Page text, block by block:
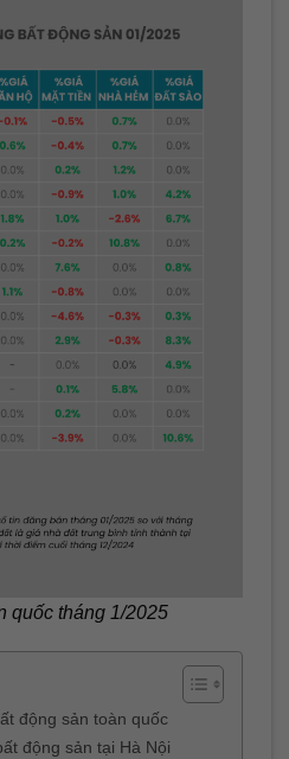
quốc tháng 1/2025
động sản toàn quốc
động sản tại Hà Nội